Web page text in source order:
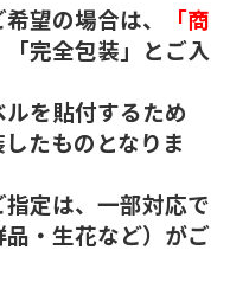
望の場合は、
「商
完全包装」とご入
ルを貼付するため
たものとなりま
定は、一部対応で
・生花など）がご